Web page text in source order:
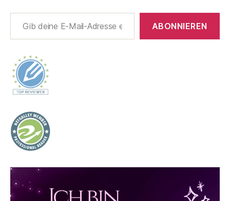
Gib deine E-Mail-Adresse ein ...
ABONNIEREN